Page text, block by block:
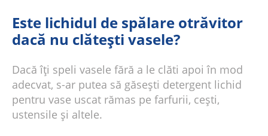
Este lichidul de spălare otrăvitor
dacă nu clătești vasele?
Dacă îți speli vasele fără a le clăti apoi în mod
adecvat, s-ar putea să găsești detergent lichid
pentru vase uscat rămas pe farfurii, cești,
ustensile și altele.